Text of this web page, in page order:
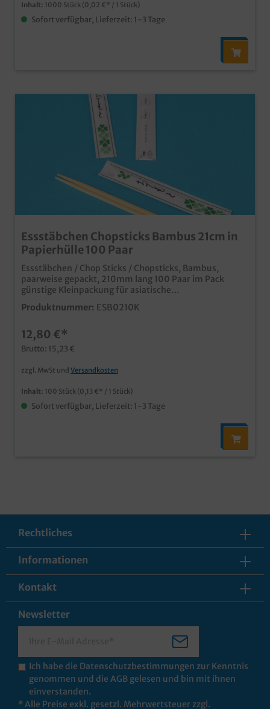
Inhalt: 1000 Stück (0,02 €* / 1 Stück)
Sofort verfügbar, Lieferzeit: 1-3 Tage
Essstäbchen Chopsticks Bambus 21cm in
Papierhülle 100 Paar
Essstäbchen / Chop Sticks / Chopsticks, Bambus,
paarweise gepackt, 210mm lang 100 Paar im Pack
günstige Kleinpackung für asiatische
Imbissbetriebe und Bistros umweltfreundlich aus
Bambusholz in Papierhülle Die Hülle kann auch
unseren Kundenservice
Produktnummer: ESB0210K
12,80 €*
Brutto: 15,23 €
zzgl. MwSt und Versandkosten
Inhalt: 100 Stück (0,13 €* / 1 Stück)
Sofort verfügbar, Lieferzeit: 1-3 Tage
Rechtliches
Informationen
Kontakt
Newsletter
Ich habe die Datenschutzbestimmungen zur Kenntnis
genommen und die AGB gelesen und bin mit ihnen
einverstanden.
* Alle Preise exkl. gesetzl. Mehrwertsteuer zzgl.